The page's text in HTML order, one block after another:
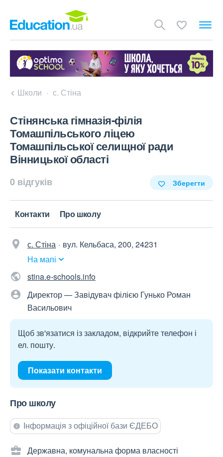
Школи с. Стіна
Стінянська гімназія-філія
Томашпільського ліцею
Томашпільської селищної ради
Вінницької області
0 відгуків Зберегти
Контакти Про школу
с. Стіна
вул. Кельбаса, 200, 24231
На мапі
stina.e-schools.info
Директор — Завідувач філією Гунько Роман
Васильович
Щоб зв'язатися із закладом, відкрийте телефон і
ел. пошту.
Показати контакти
Про школу
Інформація з офіційної бази ЄДЕБО
Державна, комунальна форма власності